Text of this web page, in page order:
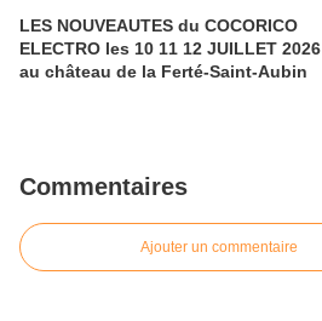
LES NOUVEAUTES du COCORICO
ELECTRO les 10 11 12 JUILLET 2026
au château de la Ferté-Saint-Aubin
Commentaires
Ajouter un commentaire